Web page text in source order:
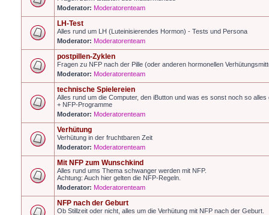
Moderator: Moderatorenteam
LH-Test
Alles rund um LH (Luteinisierendes Hormon) - Tests und Persona
Moderator: Moderatorenteam
postpillen-Zyklen
Fragen zu NFP nach der Pille (oder anderen hormonellen
Moderator: Moderatorenteam
technische Spielereien
Alles rund um die Computer, den iButton und was es sonst noch so alles
+ NFP-Programme
Moderator: Moderatorenteam
Verhütung
Verhütung in der fruchtbaren Zeit
Moderator: Moderatorenteam
Mit NFP zum Wunschkind
Alles rund ums Thema schwanger werden mit NFP.
Achtung: Auch hier gelten die NFP-Regeln.
Moderator: Moderatorenteam
NFP nach der Geburt
Ob Stillzeit oder nicht, alles um die Verhütung mit NFP nach der Geburt.